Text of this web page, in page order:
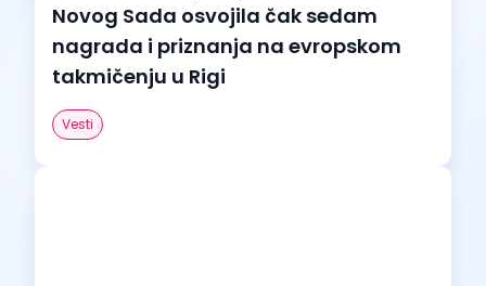
Novog Sada osvojila čak sedam
nagrada i priznanja na evropskom
takmičenju u Rigi
Vesti